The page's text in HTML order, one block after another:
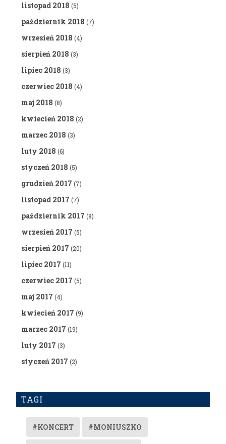
listopad 2018 (5)
październik 2018 (7)
wrzesień 2018 (4)
sierpień 2018 (3)
lipiec 2018 (3)
czerwiec 2018 (4)
maj 2018 (8)
kwiecień 2018 (2)
marzec 2018 (3)
luty 2018 (6)
styczeń 2018 (5)
grudzień 2017 (7)
listopad 2017 (7)
październik 2017 (8)
wrzesień 2017 (5)
sierpień 2017 (20)
lipiec 2017 (11)
czerwiec 2017 (5)
maj 2017 (4)
kwiecień 2017 (9)
marzec 2017 (19)
luty 2017 (3)
styczeń 2017 (2)
TAGI
#KONCERT #MONIUSZKO